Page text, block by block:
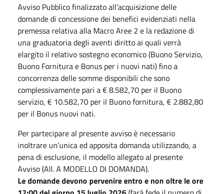
Avviso Pubblico finalizzato all’acquisizione delle
domande di concessione dei benefici evidenziati nella
premessa relativa alla Macro Aree 2 e la redazione di
una graduatoria degli aventi diritto ai quali verrà
elargito il relativo sostegno economico (Buono Servizio,
Buono Fornitura e Bonus per i nuovi nati) fino a
concorrenza delle somme disponibili che sono
complessivamente pari a € 8.582,70 per il Buono
servizio, € 10.582,70 per il Buono fornitura, € 2.882,80
per il Bonus nuovi nati.
Per partecipare al presente avviso è necessario
inoltrare un’unica ed apposita domanda utilizzando, a
pena di esclusione, il modello allegato al presente
Avviso (All. A MODELLO DI DOMANDA).
Le domande devono pervenire entro e non oltre le ore